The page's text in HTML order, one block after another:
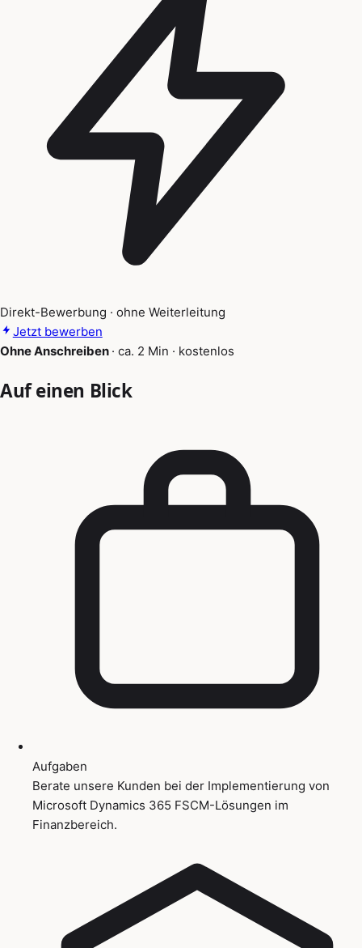
Direkt-Bewerbung · ohne Weiterleitung
Jetzt bewerben
Ohne Anschreiben · ca. 2 Min · kostenlos
Auf einen Blick
Aufgaben
Berate unsere Kunden bei der Implementierung von
Microsoft Dynamics 365 FSCM-Lösungen im
Finanzbereich.